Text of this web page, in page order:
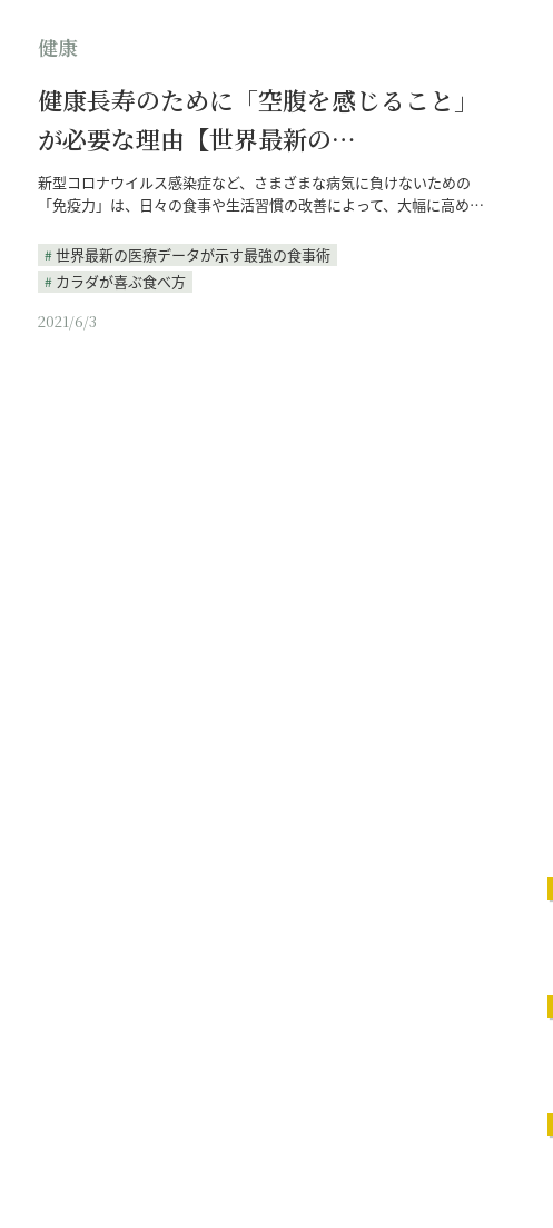
健康
健康長寿のために「空腹を感じること」
が必要な理由【世界最新の…
新型コロナウイルス感染症など、さまざまな病気に負けないための
「免疫力」は、日々の食事や生活習慣の改善によって、大幅に高め…
世界最新の医療データが示す最強の食事術
カラダが喜ぶ食べ方
2021/6/3